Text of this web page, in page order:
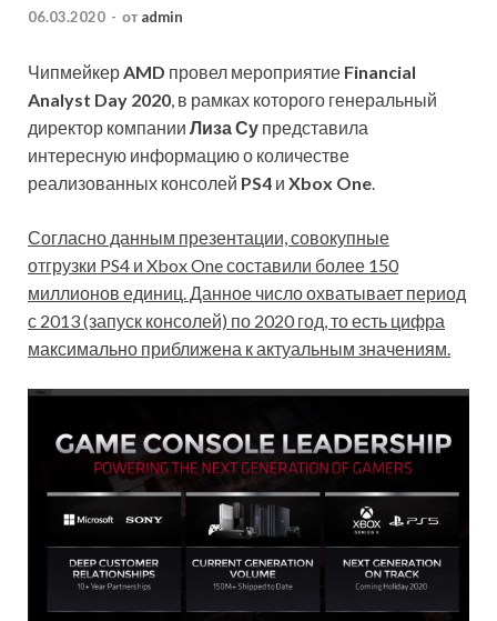
06.03.2020 - от admin
Чипмейкер AMD провел мероприятие Financial
Analyst Day 2020 , в рамках которого генеральный
директор компании Лиза Су представила
интересную информацию о количестве
реализованных консолей PS4 и Xbox One
Согласно данным презентации, совокупные
отгрузки PS4 и Xbox One составили более 150
миллионов единиц. Данное число охватывает период
с 2013 (запуск консолей) по 2020 год, то есть цифра
максимально приближена к актуальным значениям.